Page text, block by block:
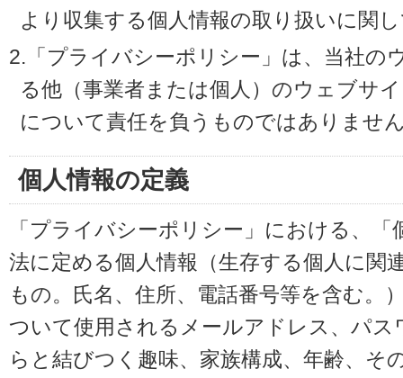
より収集する個人情報の取り扱いに関
2.「プライバシーポリシー」は、当社の
る他（事業者または個人）のウェブサ
について責任を負うものではありませ
個人情報の定義
「プライバシーポリシー」における、
法に定める個人情報（生存する個人に関
もの。氏名、住所、電話番号等を含む。
ついて使用されるメールアドレス、パ
らと結びつく趣味、家族構成、年齢、そ